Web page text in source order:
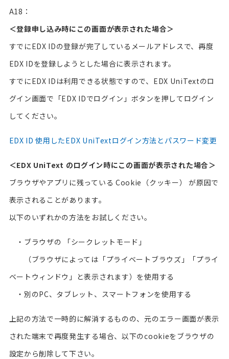
A18：
＜登録申し込み時にこの画面が表示された場合＞
すでにEDX IDの登録が完了しているメールアドレスで、再度
EDX IDを登録しようとした場合に表示されます。
すでにEDX IDは利用できる状態ですので、EDX UniTextのロ
グイン画面で「EDX IDでログイン」ボタンを押してログイン
してください。
EDX ID 使用したEDX UniTextログイン方法とパスワード変更
＜EDX UniText のログイン時にこの画面が表示された場合＞
ブラウザやアプリに残っている Cookie（クッキー） が原因で
表示されることがあります。
以下のいずれかの方法をお試しください。
・ブラウザの 「シークレットモード」
（ブラウザによっては「プライベートブラウズ」「プライ
ベートウィンドウ」と表示されます）を使用する
・別のPC、タブレット、スマートフォンを使用する
上記の方法で一時的に解消するものの、元のエラー画面が表示
された端末で再度発生する場合、以下のcookieをブラウザの
設定から削除して下さい。